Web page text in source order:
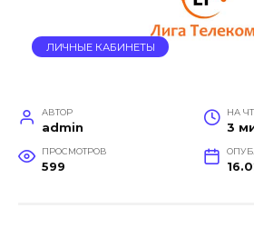
ЛИЧНЫЕ КАБИНЕТЫ
АВТОР
admin
НА
3
ПРОСМОТРОВ
599